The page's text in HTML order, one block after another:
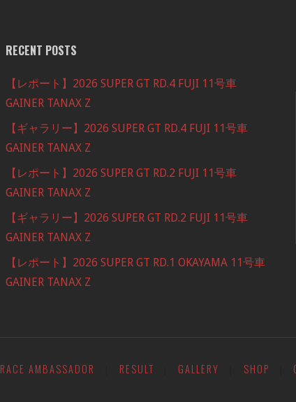
RECENT POSTS
【レポート】2026 SUPER GT RD.4 FUJI 11号車
GAINER TANAX Z
【ギャラリー】2026 SUPER GT RD.4 FUJI 11号車
GAINER TANAX Z
【レポート】2026 SUPER GT RD.2 FUJI 11号車
GAINER TANAX Z
【ギャラリー】2026 SUPER GT RD.2 FUJI 11号車
GAINER TANAX Z
【レポート】2026 SUPER GT RD.1 OKAYAMA 11号車
GAINER TANAX Z
RACE AMBASSADOR RESULT GALLERY SHOP